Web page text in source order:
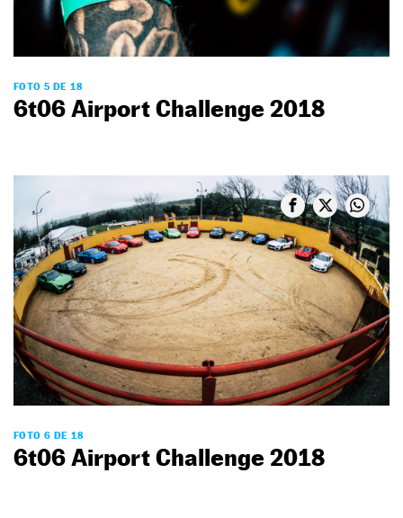
FOTO 5 DE 18
6t06 Airport Challenge 2018
FOTO 6 DE 18
6t06 Airport Challenge 2018